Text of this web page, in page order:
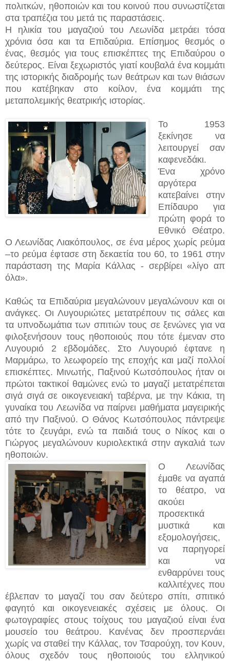
πολιτκών, ηθοποιών και του κοινού που συνωστίζεται
στα τραπέζια του μετά τις παραστάσεις.
Η ηλικία του μαγαζιού του Λεωνίδα μετράει τόσα
χρόνια όσα και τα Επιδαύρια. Επίσημος θεσμός ο
ένας, θεσμός για τους επισκέπτες της Επιδαύρου ο
δεύτερος. Είναι ξεχωριστός γιατί κουβαλά ένα κομμάτι
της ιστορικής διαδρομής των θεάτρων και των θιάσων
που κατέβηκαν στο κοίλον, ένα κομμάτι της
μεταπολεμικής θεατρικής ιστορίας.
Το 1953
ξεκίνησε να
λειτουργεί σαν
καφενεδάκι.
Ένα χρόνο
αργότερα
κατεβαίνει στην
Επίδαυρο για
πρώτη φορά το
Εθνικό Θέατρο.
Ο Λεωνίδας Λιακόπουλος, σε ένα μέρος χωρίς ρεύμα
–το ρεύμα έφτασε στη δεκαετία του 60, το 1961 στην
παράσταση της Μαρία Κάλλας - σερβίρει «λίγο απ
όλα».
Καθώς τα Επιδαύρια μεγαλώνουν μεγαλώνουν και οι
ανάγκες. Οι Λυγουριώτες μετατρέπουν τις σάλες και
τα υπνοδωμάτια των σπιτιών τους σε ξενώνες για να
φιλοξενήσουν τους ηθοποιούς που τότε έμεναν στο
Λυγουριό 2 εβδομάδες. Στο Λυγουριό έφτανε η
Μαρμάρω, το λεωφορείο της εποχής και μαζί πολλοί
επισκέπτες. Μινωτής, Παξινού Κωτσόπουλος ήταν οι
πρώτοι τακτικοί θαμώνες ενώ το μαγαζί μετατρέπεται
σιγά σιγά σε οικογενειακή ταβέρνα, με την Κάκια, τη
γυναίκα του Λεωνίδα να παίρνει μαθήματα μαγειρικής
από την Παξινού. Ο Θάνος Κωτσόπουλος πάντρεψε
τότε το ζευγάρι, ενώ τα παιδιά τους ο Νίκος και ο
Γιώργος μεγαλώνουν κυριολεκτικά στην αγκαλιά των
ηθοποιών.
Ο Λεωνίδας
έμαθε να αγαπά
το θέατρο, να
ακούει
προσεκτικά
μυστικά και
εξομολογήσεις,
να παρηγορεί
και να
ενθαρρύνει τους
καλλιτέχνες που
έβλεπαν το μαγαζί του σαν δεύτερο σπίτι, σπιτικό
φαγητό και οικογενειακές σχέσεις με όλους. Οι
φωτογραφίες στους τοίχους του μαγαζιού είναι ένα
μουσείο του θεάτρου. Κανένας δεν προσπερνάει
χωρίς να σταθεί την Κάλλας, τον Τσαρούχη, τον Κουν,
όλους σχεδόν τους ηθοποιούς του ελληνικού